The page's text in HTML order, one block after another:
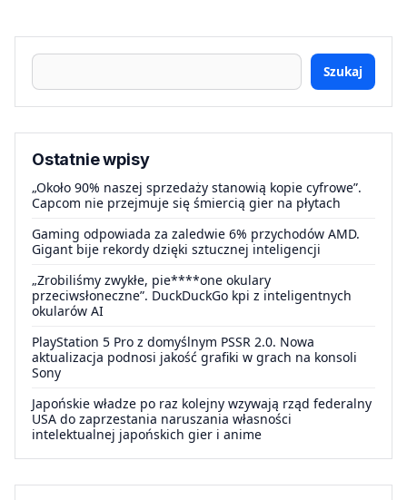
Szukaj
Ostatnie wpisy
„Około 90% naszej sprzedaży stanowią kopie cyfrowe”.
Capcom nie przejmuje się śmiercią gier na płytach
Gaming odpowiada za zaledwie 6% przychodów AMD.
Gigant bije rekordy dzięki sztucznej inteligencji
„Zrobiliśmy zwykłe, pie****one okulary
przeciwsłoneczne”. DuckDuckGo kpi z inteligentnych
okularów AI
PlayStation 5 Pro z domyślnym PSSR 2.0. Nowa
aktualizacja podnosi jakość grafiki w grach na konsoli
Sony
Japońskie władze po raz kolejny wzywają rząd federalny
USA do zaprzestania naruszania własności
intelektualnej japońskich gier i anime